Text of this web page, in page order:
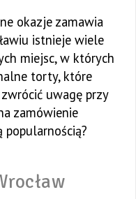
okazje zamawia
istnieje wiele
miejsc, w których
torty, które
uwagę przy
zamówienie
popularnością?